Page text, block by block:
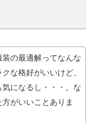
装の最適解ってなんな
な格好がいいけど、
になるし・・・。な
がいいことありま